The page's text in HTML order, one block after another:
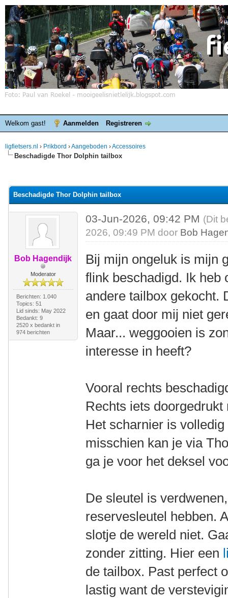
Welkom gast! Aanmelden Registreren
ligfietsers.nl › Prikbord ›Aangeboden ›Accessoires
Beschadigde Thor Dolphin tailbox
Beschadigde Thor Dolphin tailbox
Bob Hagendijk
Moderator
Berichten: 1.040
Topics: 51
Lid sinds: May 2022
Bedankt: 9
2520 x bedankt in
974 berichten
03-Jun-2026, 09:42 PM (Dit
2026, 09:49 PM door Bob
Bij mijn ongeluk is mijn
flink beschadigd. Ik heb
andere tailbox gekocht.
en gaat door mij niet
Maar... weggooien is
interesse in heeft?
Vooral rechts
Rechts iets
Het scharnier is
misschien kan je via
ga je voor het deksel
De sleutel is
reservesleutel hebben.
slotje de wereld niet.
zonder zitting. Hier een
de tailbox. Past perfect
lastig want de